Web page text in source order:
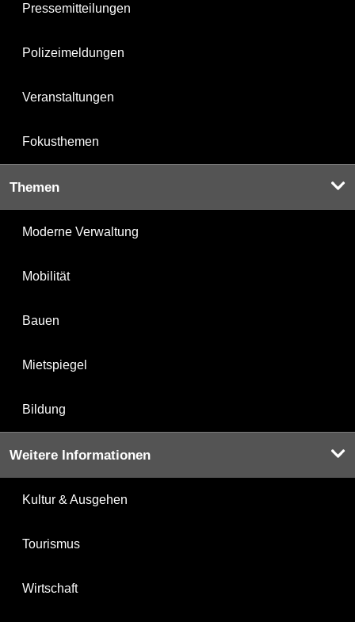
Pressemitteilungen
Polizeimeldungen
Veranstaltungen
Fokusthemen
Themen
Moderne Verwaltung
Mobilität
Bauen
Mietspiegel
Bildung
Weitere Informationen
Kultur & Ausgehen
Tourismus
Wirtschaft